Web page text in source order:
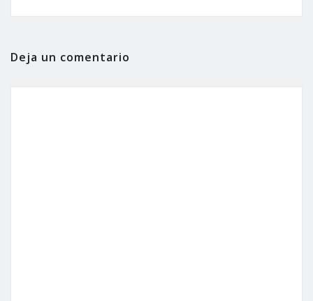
Deja un comentario